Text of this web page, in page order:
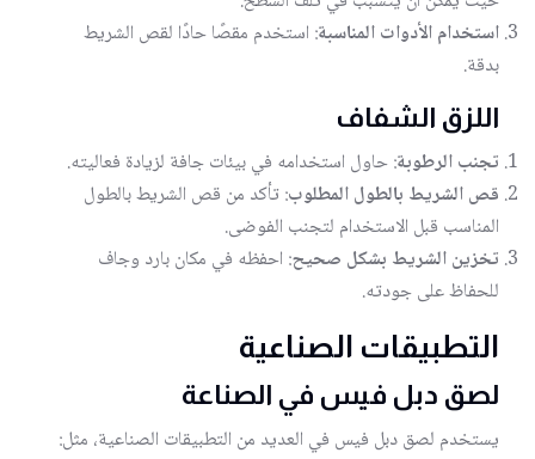
استخدام الأدوات المناسبة: استخدم مقصًا حادًا لقص الشريط
بدقة.
اللزق الشفاف
تجنب الرطوبة: حاول استخدامه في بيئات جافة لزيادة فعاليته.
قص الشريط بالطول المطلوب: تأكد من قص الشريط بالطول
المناسب قبل الاستخدام لتجنب الفوضى.
تخزين الشريط بشكل صحيح: احفظه في مكان بارد وجاف
للحفاظ على جودته.
التطبيقات الصناعية
لصق دبل فيس في الصناعة
يستخدم لصق دبل فيس في العديد من التطبيقات الصناعية، مثل: